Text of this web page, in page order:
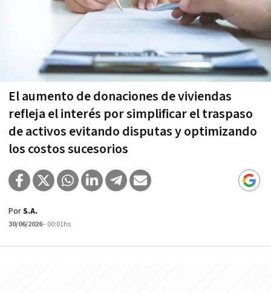
El aumento de donaciones de viviendas
refleja el interés por simplificar el traspaso
de activos evitando disputas y optimizando
los costos sucesorios
PorS.A.
30/06/2026- 00:01hs